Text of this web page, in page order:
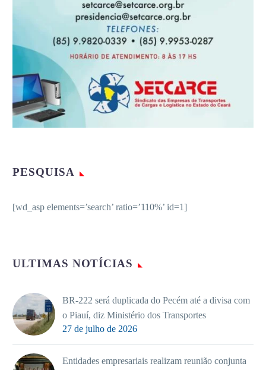
PESQUISA
[wd_asp elements=’search’ ratio=’110%’ id=1]
ULTIMAS NOTÍCIAS
BR-222 será duplicada do Pecém até a divisa com
o Piauí, diz Ministério dos Transportes
27 de julho de 2026
Entidades empresariais realizam reunião conjunta